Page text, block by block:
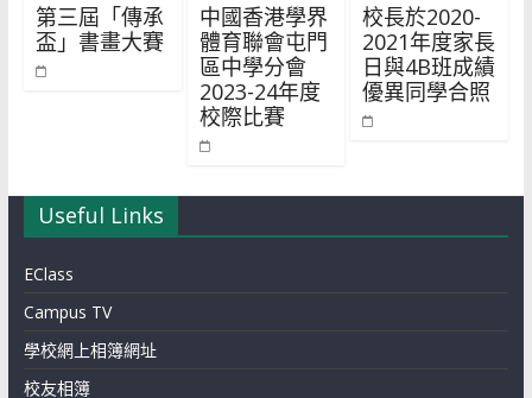
第三屆「傳承
盃」書畫大賽
中國香港學界
體育聯會屯門
區中學分會
2023-24年度
校際比賽
校長於2020-
2021年度家長
日與4B班成績
優異同學合照
Useful Links
EClass
Campus TV
學校網上相簿網址
校友相簿